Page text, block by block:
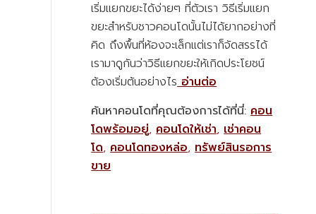
เริ่มแยกขยะได้ง่ายๆ ที่ตัวเรา วิธีเริ่มแยก
ขยะสำหรับชาวคอนโดนั้นไม่ได้ยากอย่างที่
คิด ถึงพื้นที่ห้องจะเล็กแต่เราก็จัดสรรได้
เรามาดูกันว่าวิธีแยกขยะให้เกิดประโยชน์
ต้องเริ่มต้นอย่างไรอ่านต่อ
ค้นหาคอนโดที่คุณต้องการได้ที่นี่: คอน
โดพร้อมอยู่, คอนโดให้เช่า, เช่าคอน
โด, คอนโดทองหล่อ, ทรัพย์สินรอการ
ขาย